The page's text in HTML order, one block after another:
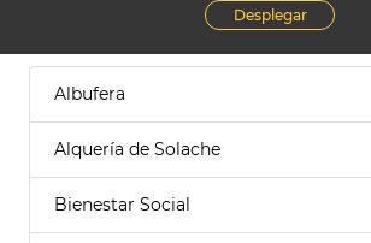
Desplegar
Albufera
Alquería de Solache
Bienestar Social